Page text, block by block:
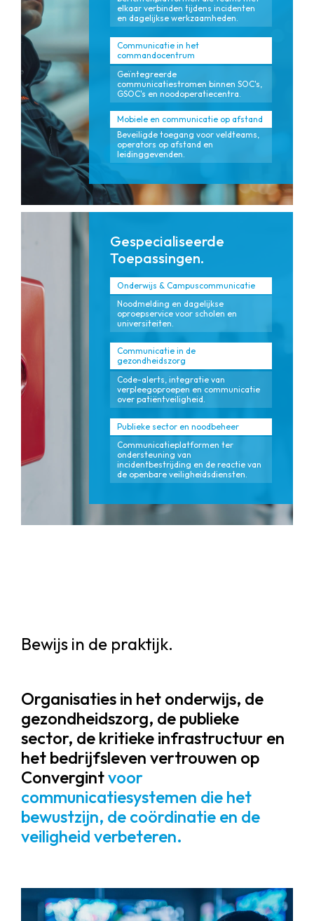
elkaar verbinden tijdens incidenten
en dagelijkse werkzaamheden.
Communicatie in het
commandocentrum
Geïntegreerde
communicatiestromen binnen SOC's,
GSOC's en noodoperatiecentra.
Mobiele en communicatie op afstand
Beveiligde toegang voor veldteams,
operators op afstand en
leidinggevenden.
Gespecialiseerde
Toepassingen.
Onderwijs & Campuscommunicatie
Noodmelding en dagelijkse
oproepservice voor scholen en
universiteiten.
Communicatie in de
gezondheidszorg
Code-alerts, integratie van
verpleegoproepen en communicatie
over patiëntveiligheid.
Publieke sector en noodbeheer
Communicatieplatformen ter
ondersteuning van
incidentbestrijding en de reactie van
de openbare veiligheidsdiensten.
Bewijs in de praktijk.
Organisaties in het onderwijs, de
gezondheidszorg, de publieke
sector, de kritieke infrastructuur en
het bedrijfsleven vertrouwen op
Convergintvoor
communicatiesystemen die het
bewustzijn, de coördinatie en de
veiligheid verbeteren.